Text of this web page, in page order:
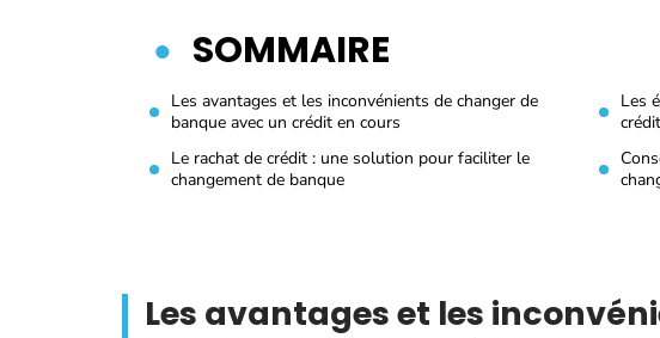
SOMMAIRE
Les avantages et les inconvénients de changer de
banque avec un crédit en cours
Les
Le rachat de crédit : une solution pour faciliter le
changement de banque
Les avantages et les